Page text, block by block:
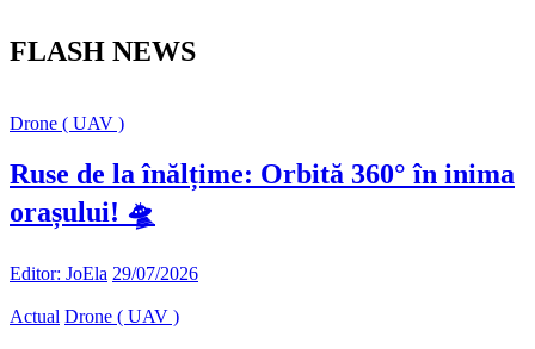
FLASH NEWS
Drone ( UAV )
Ruse de la înălțime: Orbită 360° în inima
orașului! 🛸
Editor: JoEla 29/07/2026
Actual Drone ( UAV )